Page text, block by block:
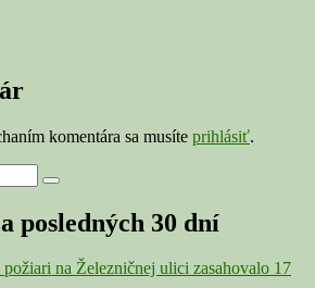
komentára sa musíte prihlásiť.
Search
posledných 30 dní
na Železničnej ulici zasahovalo 17